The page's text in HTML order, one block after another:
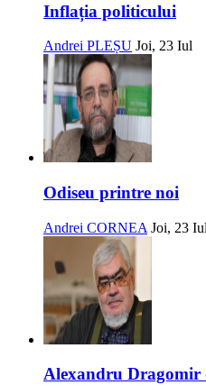
Inflația politicului
Andrei PLEȘU Joi, 23 Iul
Odiseu printre noi
Andrei CORNEA Joi, 23 Iul
Alexandru Dragomir